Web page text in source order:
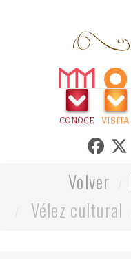
CONOCE VISITA
Volver
Vélez cultural